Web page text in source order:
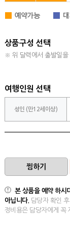
상품구성 선택
※ 위 달력에서 출발일을
여행인원 선택
성인 (만12세이상)
본 상품을 예약 하시
아닙니다. 담당자 확인
정비용은 담당자에게 꼭